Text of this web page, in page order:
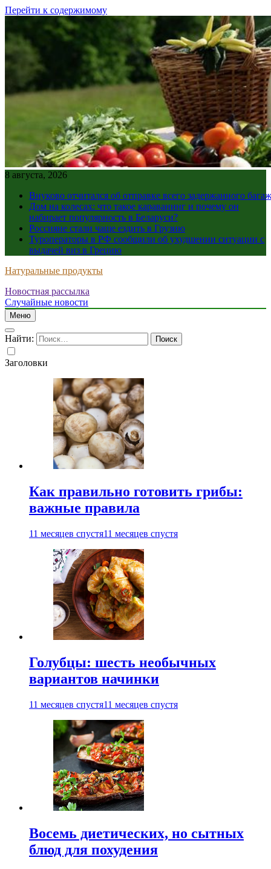
Перейти к содержимому
8 августа, 2026
Внуково отчитался об отправке всего задержанного
Дом на колесах: что такое караванинг и почему он
набирает популярность в Беларуси?
Россияне стали чаще ездить в Грузию
Туроператоры в РФ сообщили об ухудшении ситуации с
выдачей виз в Грецию
Натуральные продукты
Новостная рассылка
Случайные новости
Меню
Найти:
Заголовки
Как правильно готовить грибы:
важные правила
11 месяцев спустя11 месяцев спустя
Голубцы: шесть необычных
вариантов начинки
11 месяцев спустя11 месяцев спустя
Восемь диетических, но сытных
блюд для похудения